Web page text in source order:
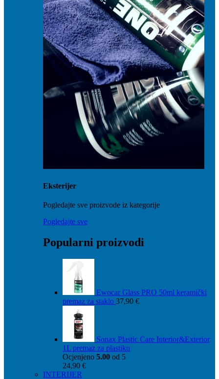
Eksterijer
Pogledajte sve proizvode iz kategorije
Pogledajte sve
Popularni proizvodi
Ewocar Glass PRO 50ml keramički
premaz za staklo 37,90 €
Sonax Plastic Care Interior&Exterior
1L premaz za plastiku
Ocjenjeno 5.00 od 5
24,90 €
INTERIJER